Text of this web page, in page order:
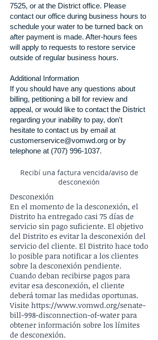
7525, or at the District office. Please
contact our office during business hours to
schedule your water to be turned back on
after payment is made. After-hours fees
will apply to requests to restore service
outside of regular business hours.
Additional Information
If you should have any questions about
billing, petitioning a bill for review and
appeal, or would like to contact the District
regarding your inability to pay, don't
hesitate to contact us by email at
customerservice@vomwd.org or by
telephone at (707) 996-1037.
Recibí una factura vencida/aviso de
desconexión
Desconexión
En el momento de la desconexión, el
Distrito ha entregado casi 75 días de
servicio sin pago suficiente. El objetivo
del Distrito es evitar la desconexión del
servicio del cliente. El Distrito hace todo
lo posible para notificar a los clientes
sobre la desconexión pendiente.
Cuando deban recibirse pagos para
evitar esa desconexión, el cliente
deberá tomar las medidas oportunas.
Visite https://www.vomwd.org/senate-
bill-998-disconnection-of-water para
obtener información sobre los límites
de desconexión.